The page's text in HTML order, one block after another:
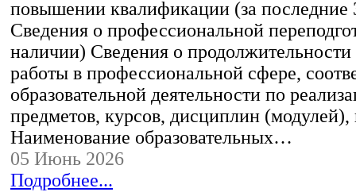
повышении квалификации (за последние
Сведения о профессиональной
наличии) Сведения о
работы в профессиональной сфере,
образовательной деятельности по
предметов, курсов, дисциплин (модулей),
Наименование образовательных…
05 Июнь 2026
Подробнее...